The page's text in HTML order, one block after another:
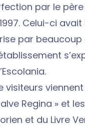
par le père
Celui-ci
par beaucoup
visiteurs
Regina » et
et du Livre